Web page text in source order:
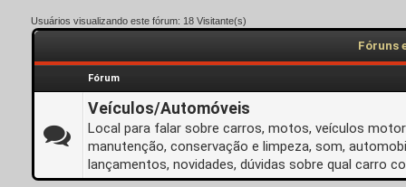
Usuários visualizando este fórum: 18 Visitante(s)
Fóruns
Fórum
Veículos/Automóveis
Local para falar sobre carros, motos, veículos
manutenção, conservação e limpeza, som,
lançamentos, novidades, dúvidas sobre qual carro